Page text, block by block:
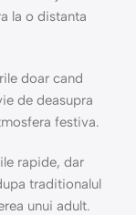
la o distanta
doar cand
de deasupra
festiva.
rapide, dar
traditionalul
unui adult.